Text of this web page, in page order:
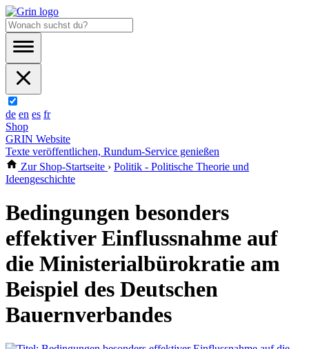
de en es fr
Shop
GRIN Website
Texte veröffentlichen, Rundum-Service genießen
Zur Shop-Startseite › Politik - Politische Theorie und
Ideengeschichte
Bedingungen besonders
effektiver Einflussnahme auf
die Ministerialbürokratie am
Beispiel des Deutschen
Bauernverbandes